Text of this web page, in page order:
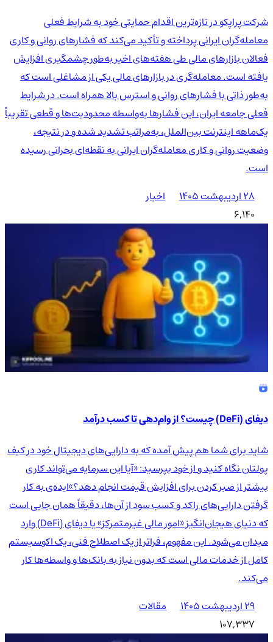
شرکت پراپکو در تازه‌ترین اقدام حمایتی خود به شرایط فعلی
معامله‌گران ایرانی پرداخته و تأکید می‌کند که فشارهای روانی و کاری
فعالان بازارهای مالی طی هفته‌های اخیر به‌طور چشمگیری افزایش
یافته است. معامله‌گری در بازارهای مالی یکی از مشاغلی است که
به‌طور ذاتی با فشارهای روانی و استرس بالا همراه است. در شرایط
فعلی جامعه ایران، این فشارها به‌واسطه محدودیت‌ها و قطعی تقریباً
یک‌ماهه اینترنت بین‌الملل، به‌مراتب تشدید شده و در نتیجه،
وضعیت روانی و کاری معامله‌گران ایرانی به نقطه‌ای بحرانی رسیده
است.
۲۸ اردیبهشت ۱۴۰۵
اخبار
6,140
دیفای (DeFi) چیست؟ از وام‌دهی تا کسب درآمد
شاید برای شما هم پیش آمده که به دارایی‌های دیجیتال خود در کیف
پولتان نگاه کنید و از خود بپرسید: «آیا این سرمایه می‌تواند کاری
بیشتر از صبر کردن برای افزایش قیمت انجام دهد؟»ایده‌ی به کار
گرفتن دارایی‌های راکد و کسب سود از آن‌ها، دقیقاً همان جایی است
که دنیای هیجان‌انگیز «امور مالی غیرمتمرکز» یا دیفای (DeFi) وارد
میدان می‌شود. این مفهوم، فراتر از یک اصطلاح فنی، یک اکوسیستم
کامل از خدمات مالی است که بدون نیاز به بانک‌ها و واسطه‌ها کار
می‌کند.
۲۹ اردیبهشت ۱۴۰۵
مقالات
107,337